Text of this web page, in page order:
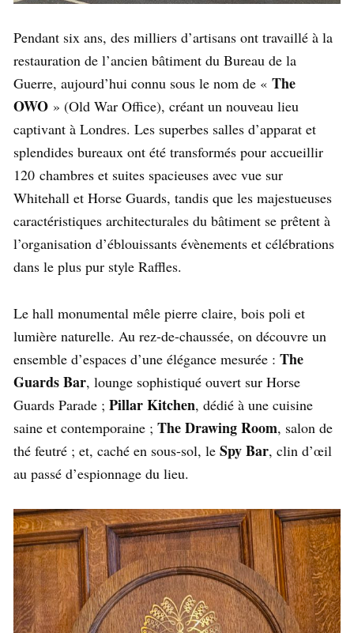
Pendant six ans, des milliers d’artisans ont travaillé à la
restauration de l’ancien bâtiment du Bureau de la
Guerre, aujourd’hui connu sous le nom de « The
OWO » (Old War Office), créant un nouveau lieu
captivant à Londres. Les superbes salles d’apparat et
splendides bureaux ont été transformés pour accueillir
120 chambres et suites spacieuses avec vue sur
Whitehall et Horse Guards, tandis que les majestueuses
caractéristiques architecturales du bâtiment se prêtent à
l’organisation d’éblouissants évènements et célébrations
dans le plus pur style Raffles.
Le hall monumental mêle pierre claire, bois poli et
lumière naturelle. Au rez-de-chaussée, on découvre un
ensemble d’espaces d’une élégance mesurée : The
Guards Bar, lounge sophistiqué ouvert sur Horse
Guards Parade ; Pillar Kitchen, dédié à une cuisine
saine et contemporaine ; The Drawing Room, salon de
thé feutré ; et, caché en sous-sol, le Spy Bar, clin d’œil
au passé d’espionnage du lieu.